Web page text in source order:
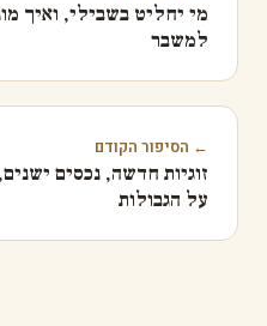
מי יחליט בשבילי, ואיך
למשבר
← הסיפור הקודם
זוגיות חדשה, נכסים
על הגבולות